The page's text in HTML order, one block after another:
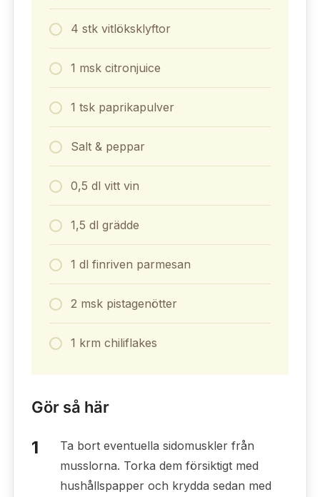
4 stk vitlöksklyftor
1 msk citronjuice
1 tsk paprikapulver
Salt & peppar
0,5 dl vitt vin
1,5 dl grädde
1 dl finriven parmesan
2 msk pistagenötter
1 krm chiliflakes
Gör så här
Ta bort eventuella sidomuskler från
musslorna. Torka dem försiktigt med
hushållspapper och krydda sedan med